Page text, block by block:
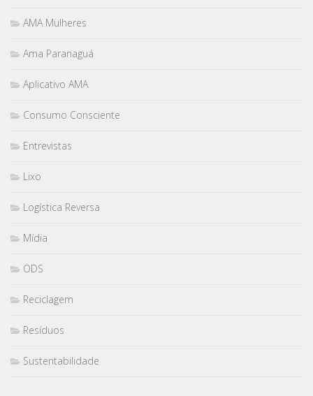
AMA Mulheres
Ama Paranaguá
Aplicativo AMA
Consumo Consciente
Entrevistas
Lixo
Logística Reversa
Mídia
ODS
Reciclagem
Resíduos
Sustentabilidade